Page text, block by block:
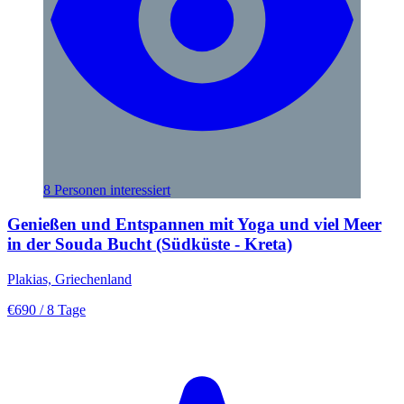
8 Personen interessiert
Genießen und Entspannen mit Yoga und viel Meer
in der Souda Bucht (Südküste - Kreta)
Plakias, Griechenland
€690 / 8 Tage